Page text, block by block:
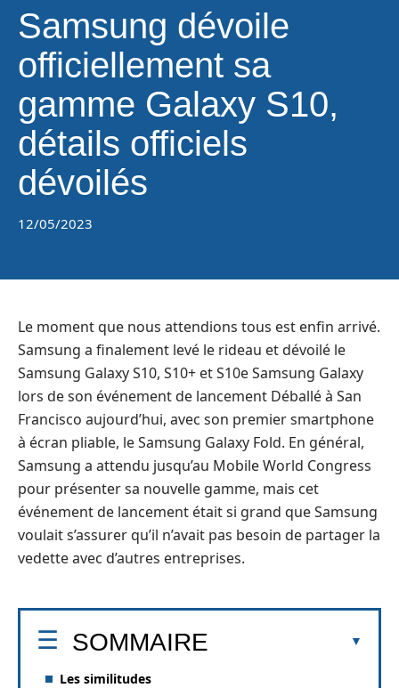
Samsung dévoile
officiellement sa
gamme Galaxy S10,
détails officiels
dévoilés
12/05/2023
Le moment que nous attendions tous est enfin arrivé.
Samsung a finalement levé le rideau et dévoilé le
Samsung Galaxy S10, S10+ et S10e Samsung Galaxy
lors de son événement de lancement Déballé à San
Francisco aujourd’hui, avec son premier smartphone
à écran pliable, le Samsung Galaxy Fold. En général,
Samsung a attendu jusqu’au Mobile World Congress
pour présenter sa nouvelle gamme, mais cet
événement de lancement était si grand que Samsung
voulait s’assurer qu’il n’avait pas besoin de partager la
vedette avec d’autres entreprises.
SOMMAIRE
Les similitudes